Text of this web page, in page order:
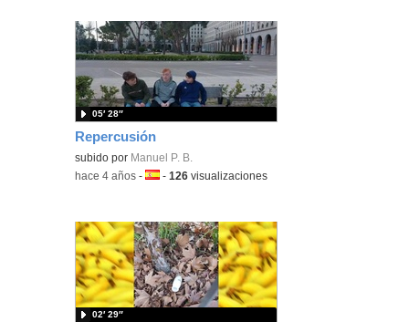
Repercusión
subido por Manuel P. B.
05′ 28″
-hace 4 años -Idioma:
-126 visualizaciones
02′ 29″